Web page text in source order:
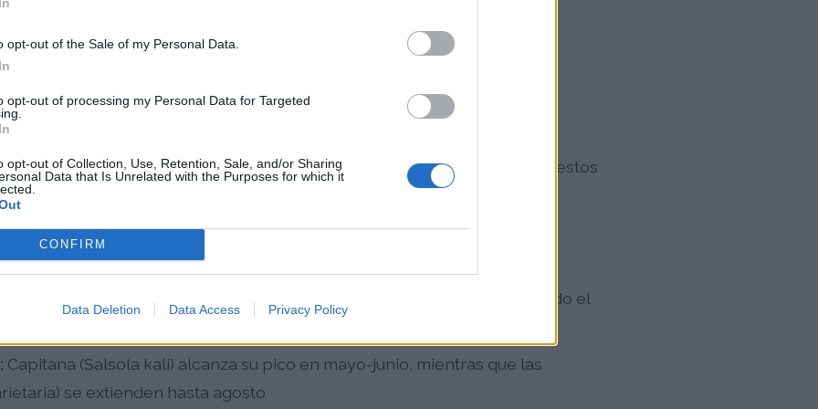
opt-out of the Sale of my Personal Data.
opt-out of processing my Personal Data for Targeted
opt-out of Collection, Use, Retention, Sale, and/or Sharing
Data that Is Unrelated with the Purposes for which it
CONFIRM
Data Deletion Data Access Privacy Policy
del Polen en Zaragoza
un patrón estacional bien definido a lo largo del año:
Temporada pico de cupresáceas (cipreses), con niveles altos durante estos
Abril):Dominada por plátanos de paseo, fresnos y chopos, con
y picos elevados
Presencia simultánea de gramíneas, olivo, robles y encinas, siendo el
para la mayoría de alérgicos
Capitana (Salsola kali) alcanza su pico en mayo-junio, mientras que las
se extienden hasta agosto